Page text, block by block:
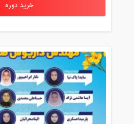
خرید دوره